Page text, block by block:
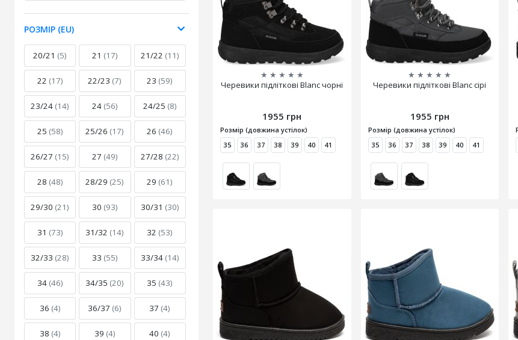
РОЗМІР (EU)
20/21 (5) 21 (17) 21/22 (11)
22 (17) 22/23 (7) 23 (59)
23/24 (14) 24 (56) 24/25 (8)
25 (58) 25/26 (17) 26 (46)
26/27 (15) 27 (49) 27/28 (22)
28 (48) 28/29 (25) 29 (61)
29/30 (21) 30 (93) 30/31 (30)
31 (73) 31/32 (14) 32 (53)
32/33 (28) 33 (55) 33/34 (14)
34 (46) 34/35 (20) 35 (43)
36 (4) 36/37 (6) 37 (4)
38 (4) 39 (4) 40 (4)
★ ★ ★ ★ ★
Черевики підліткові Blanc чорні
1955 грн
Розмір (довжина устілок)
35
36 37 38 39 40 41
★ ★ ★ ★ ★
Черевики підліткові Blanc сірі
1955 грн
Розмір (довжина устілок)
35
36 37 38 39 40 41